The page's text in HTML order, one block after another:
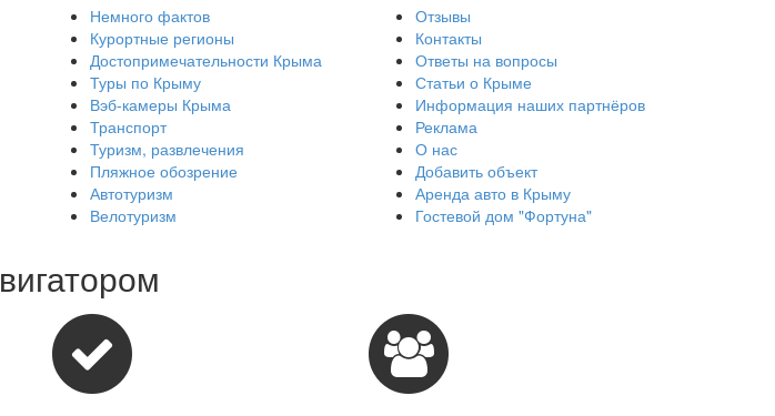
Немного фактов
Курортные регионы
Достопримечательности Крыма
Туры по Крыму
Вэб-камеры Крыма
Транспорт
Туризм, развлечения
Пляжное обозрение
Автотуризм
Велотуризм
Отзывы
Контакты
Ответы на вопросы
Статьи о Крыме
Информация наших партнёров
Реклама
О нас
Добавить объект
Аренда авто в Крыму
Гостевой дом "Фортуна"